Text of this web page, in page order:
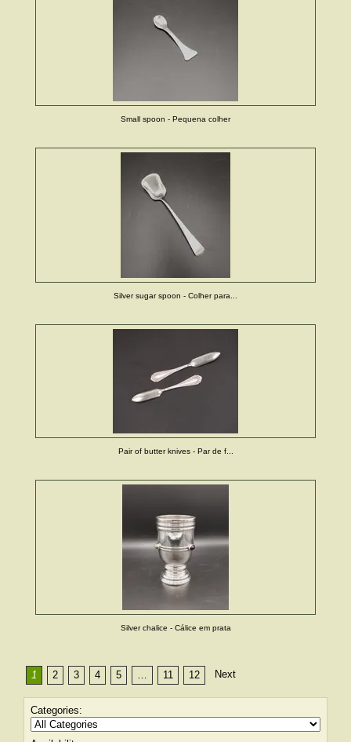
Small spoon - Pequena colher
Silver sugar spoon - Colher para...
Pair of butter knives - Par de f...
Silver chalice - Cálice em prata
1 2 3 4 5 11 12 Next
Categories: